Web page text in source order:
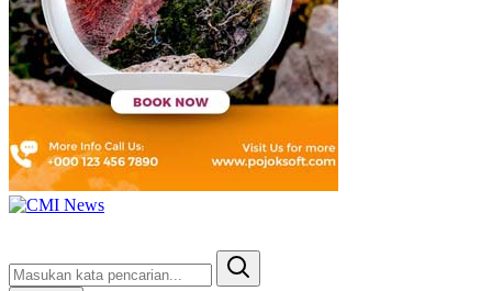
CMI News
Berani, Integritas dan Loyalitas